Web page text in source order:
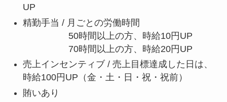
UP
精勤手当 / 月ごとの労働時間
50時間以上の方、時給10円UP
70時間以上の方、時給20円UP
売上インセンティブ / 売上目標達成した日は、
時給100円UP（金・土・日・祝・祝前）
賄いあり